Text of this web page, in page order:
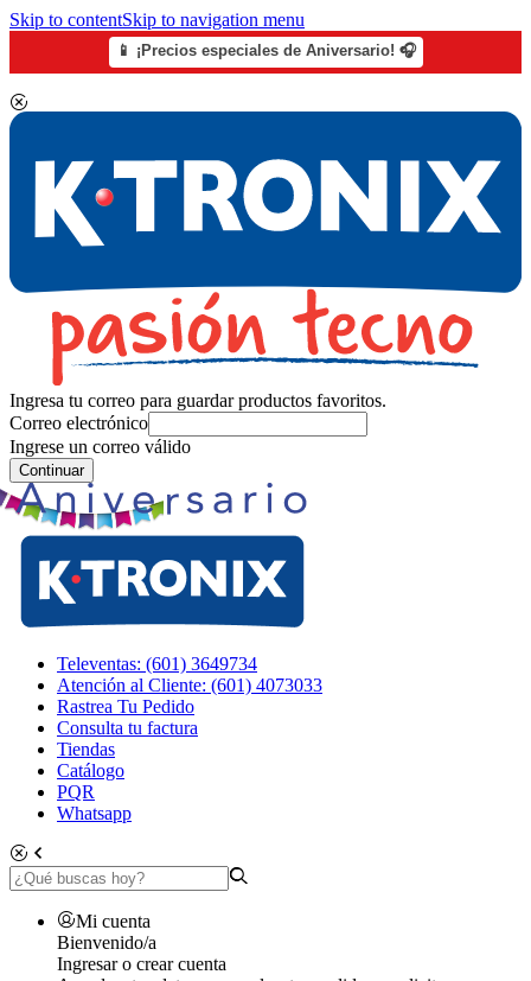
Skip to contentSkip to navigation menu
📱 ¡Precios especiales de Aniversario! 🎧
Ingresa tu correo para guardar productos favoritos.
Correo electrónico
Ingrese un correo válido
Continuar
Televentas: (601) 3649734
Atención al Cliente: (601) 4073033
Rastrea Tu Pedido
Consulta tu factura
Tiendas
Catálogo
PQR
Whatsapp
Mi cuenta
Bienvenido/a
Ingresar o crear cuenta